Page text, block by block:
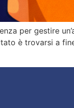
per gestire
è trovarsi a